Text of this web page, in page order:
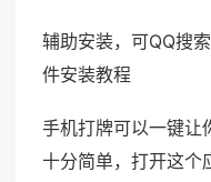
辅助安装，可QQ搜
件安装教程
手机打牌可以一键让
十分简单，打开这个